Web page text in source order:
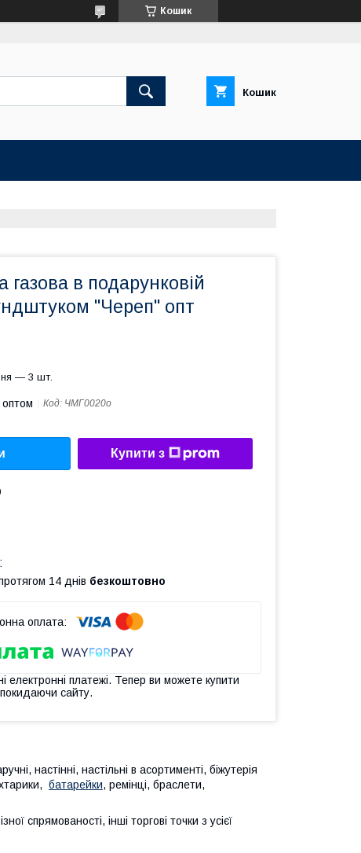
Кошик
Кошик
газова в подарунковій
"Череп" опт
— 3 шт.
оптом Код: ЧМГ0020о
Купити з
14 днів безкоштовно
електронні платежі. Тепер ви можете купити
сайту.
настінні, настільні в асортименті, біжутерія
батарейки, ремінці, браслети,
спрямованості, інші торгові точки з усієї